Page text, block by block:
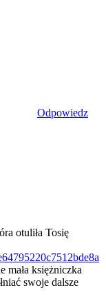
Odpowiedz
otuliła Tosię
mała księżniczka
swoje dalsze